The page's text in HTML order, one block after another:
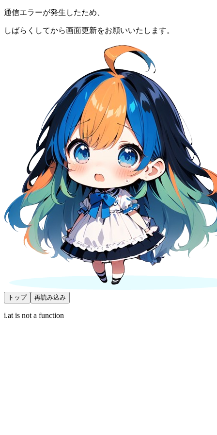
通信エラーが発生したため、
しばらくしてから画面更新をお願いいたします。
トップ 再読み込み
i.at is not a function